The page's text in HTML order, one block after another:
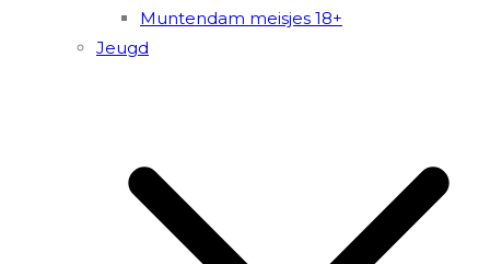
Muntendam meisjes 18+
Jeugd